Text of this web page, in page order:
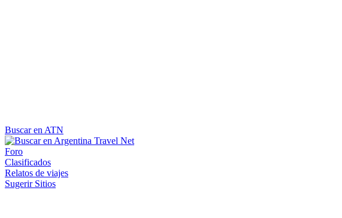
Buscar en ATN
Foro
Clasificados
Relatos de viajes
Sugerir Sitios